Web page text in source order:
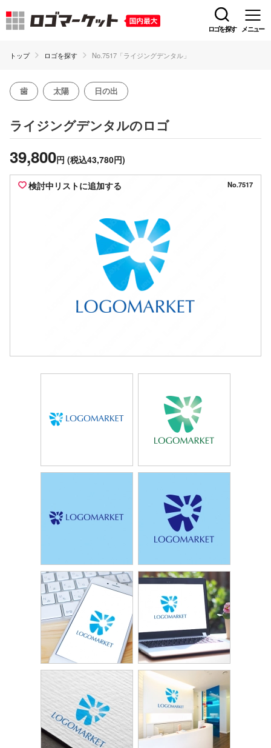
ロゴを探す メニュー
トップ ロゴを探す No.7517「ライジングデンタル」
歯 太陽 日の出
ライジングデンタルのロゴ
39,800円 (税込43,780円)
検討中リストに追加する No.7517